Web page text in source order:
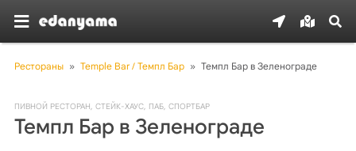
Рестораны » Temple Bar / Темпл Бар » Темпл Бар в Зеленограде
ПИВНОЙ РЕСТОРАН, СТЕЙК-ХАУС, ПАБ, СПОРТБАР
Темпл Бар в Зеленограде